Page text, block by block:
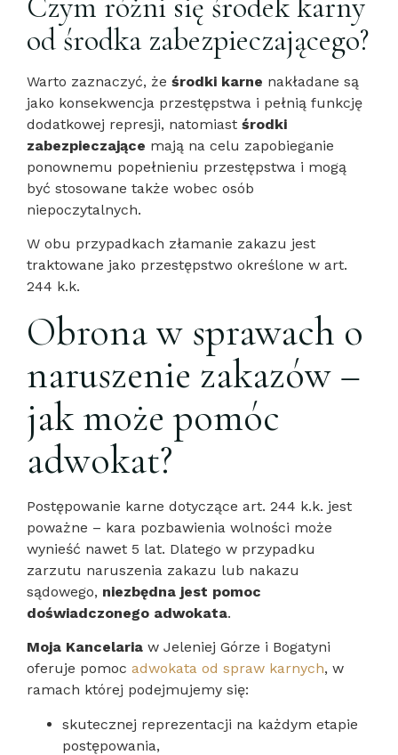
Czym różni się środek karny
od środka zabezpieczającego?
Warto zaznaczyć, że środki karne nakładane są
jako konsekwencja przestępstwa i pełnią funkcję
dodatkowej represji, natomiast środki
zabezpieczające mają na celu zapobieganie
ponownemu popełnieniu przestępstwa i mogą
być stosowane także wobec osób
niepoczytalnych.
W obu przypadkach złamanie zakazu jest
traktowane jako przestępstwo określone w art.
244 k.k.
Obrona w sprawach o
naruszenie zakazów –
jak może pomóc
adwokat?
Postępowanie karne dotyczące art. 244 k.k. jest
poważne – kara pozbawienia wolności może
wynieść nawet 5 lat. Dlatego w przypadku
zarzutu naruszenia zakazu lub nakazu
sądowego, niezbędna jest pomoc
doświadczonego adwokata.
Moja Kancelaria w Jeleniej Górze i Bogatyni
oferuje pomoc adwokata od spraw karnych, w
ramach której podejmujemy się:
skutecznej reprezentacji na każdym etapie
postępowania,